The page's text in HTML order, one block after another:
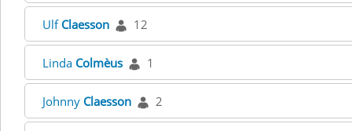
Ulf Claesson 12
Linda Colmèus 1
Johnny Claesson 2